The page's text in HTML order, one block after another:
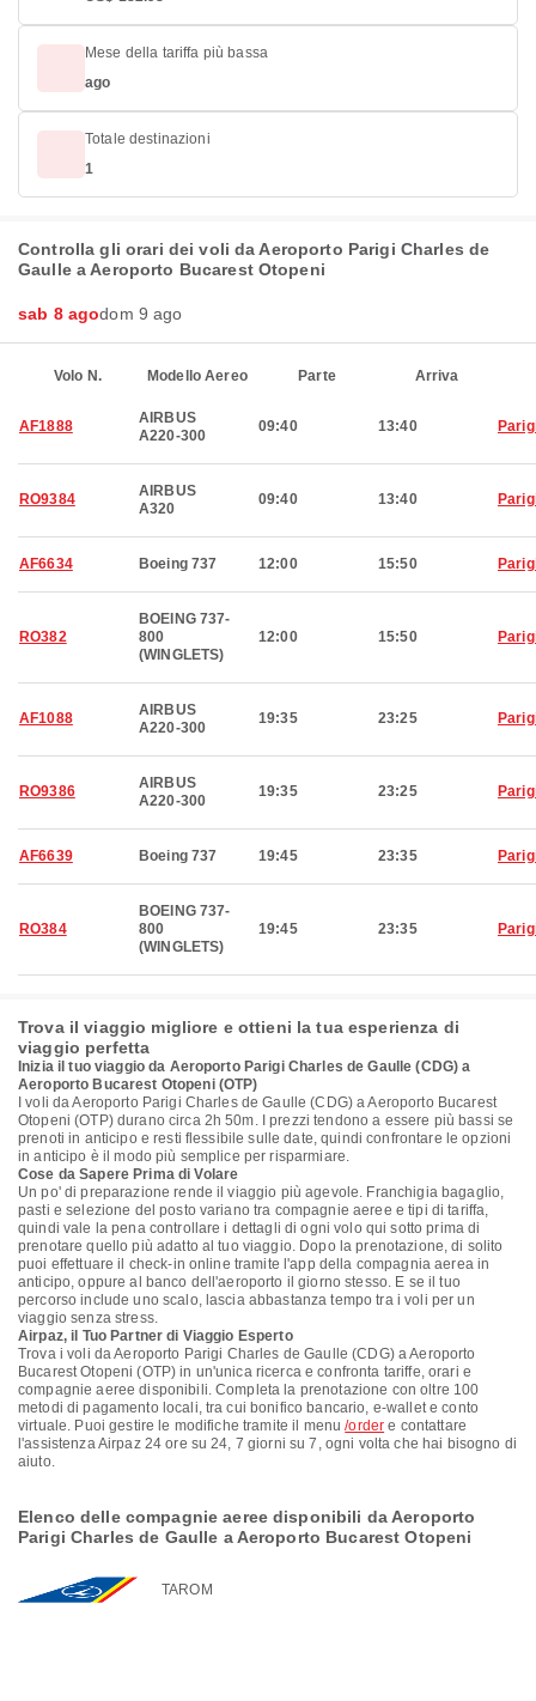
Mese della tariffa più bassa
ago
Totale destinazioni
1
Controlla gli orari dei voli da Aeroporto Parigi Charles de
Gaulle a Aeroporto Bucarest Otopeni
sab 8 agodom 9 ago
Volo N. Modello Aereo Parte Arriva
AF1888
AIRBUS
A220-300
09:40 13:40
RO9384
AIRBUS
A320
09:40 13:40
AF6634 Boeing 737 12:00 15:50
RO382
BOEING 737-
800
(WINGLETS)
12:00 15:50
AF1088
AIRBUS
A220-300
19:35 23:25
RO9386
AIRBUS
A220-300
19:35 23:25
AF6639 Boeing 737 19:45 23:35
RO384
BOEING 737-
800
(WINGLETS)
19:45 23:35
Trova il viaggio migliore e ottieni la tua esperienza di
viaggio perfetta
Inizia il tuo viaggio da Aeroporto Parigi Charles de Gaulle (CDG) a
Aeroporto Bucarest Otopeni (OTP)
I voli da Aeroporto Parigi Charles de Gaulle (CDG) a Aeroporto Bucarest
Otopeni (OTP) durano circa 2h 50m. I prezzi tendono a essere più bassi se
prenoti in anticipo e resti flessibile sulle date, quindi confrontare le opzioni
in anticipo è il modo più semplice per risparmiare.
Cose da Sapere Prima di Volare
Un po' di preparazione rende il viaggio più agevole. Franchigia bagaglio,
pasti e selezione del posto variano tra compagnie aeree e tipi di tariffa,
quindi vale la pena controllare i dettagli di ogni volo qui sotto prima di
prenotare quello più adatto al tuo viaggio. Dopo la prenotazione, di solito
puoi effettuare il check-in online tramite l'app della compagnia aerea in
anticipo, oppure al banco dell'aeroporto il giorno stesso. E se il tuo
percorso include uno scalo, lascia abbastanza tempo tra i voli per un
viaggio senza stress.
Airpaz, il Tuo Partner di Viaggio Esperto
Trova i voli da Aeroporto Parigi Charles de Gaulle (CDG) a Aeroporto
Bucarest Otopeni (OTP) in un'unica ricerca e confronta tariffe, orari e
compagnie aeree disponibili. Completa la prenotazione con oltre 100
metodi di pagamento locali, tra cui bonifico bancario, e-wallet e conto
virtuale. Puoi gestire le modifiche tramite il menu/order e contattare
l'assistenza Airpaz 24 ore su 24, 7 giorni su 7, ogni volta che hai bisogno di
aiuto.
Elenco delle compagnie aeree disponibili da Aeroporto
Parigi Charles de Gaulle a Aeroporto Bucarest Otopeni
TAROM